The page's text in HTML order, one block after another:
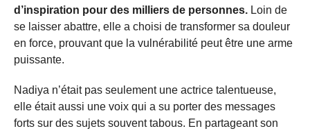
d’inspiration pour des milliers de personnes. Loin de
se laisser abattre, elle a choisi de transformer sa douleur
en force, prouvant que la vulnérabilité peut être une arme
puissante.
Nadiya n’était pas seulement une actrice talentueuse,
elle était aussi une voix qui a su porter des messages
forts sur des sujets souvent tabous. En partageant son